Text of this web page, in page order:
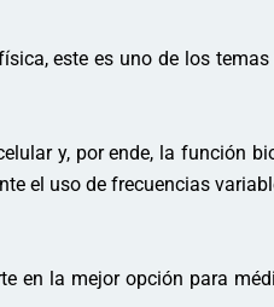
este es uno de los
y, por ende, la función
el uso de frecuencias
en la mejor opción para